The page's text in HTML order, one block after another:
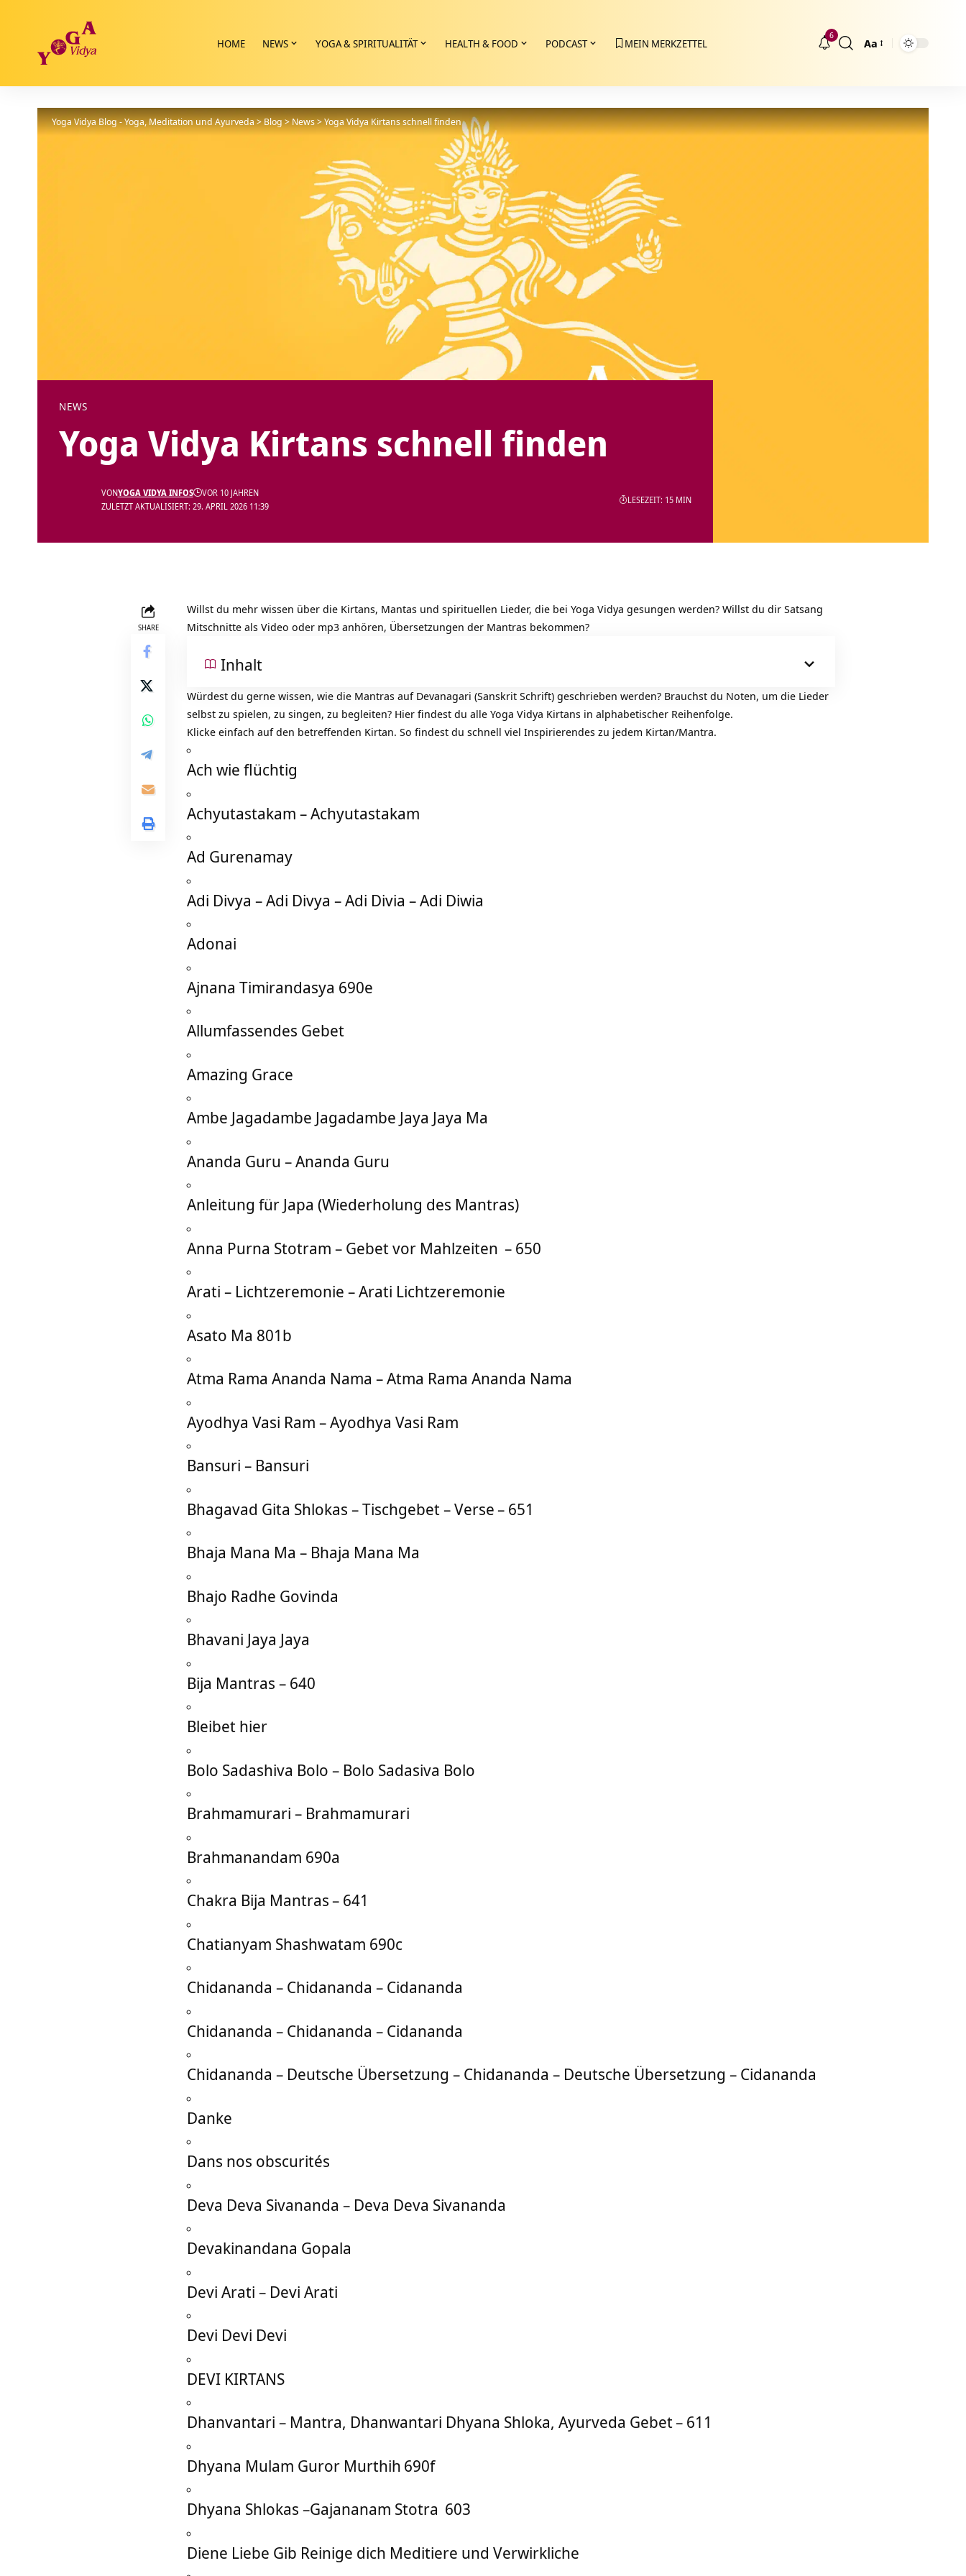
HOME NEWS YOGA & SPIRITUALITÄT HEALTH & FOOD PODCAST MEIN MERKZETTEL
6
Größenänderung
Aa
Yoga Vidya Blog - Yoga, Meditation und Ayurveda>Blog>News>Yoga Vidya Kirtans schnell finden
NEWS
Yoga Vidya Kirtans schnell finden
ZULETZT AKTUALISIERT: 29. APRIL 2026 11:39
VONYOGA VIDYA INFOS VOR 10 JAHREN
LESEZEIT: 15 MIN
SHARE
Willst du mehr wissen über die Kirtans, Mantas und spirituellen Lieder, die bei Yoga Vidya gesungen werden? Willst du dir Satsang
Mitschnitte als Video oder mp3 anhören, Übersetzungen der Mantras bekommen?
Inhalt
Würdest du gerne wissen, wie die Mantras auf Devanagari (Sanskrit Schrift) geschrieben werden? Brauchst du Noten, um die Lieder
selbst zu spielen, zu singen, zu begleiten? Hier findest du alle Yoga Vidya Kirtans in alphabetischer Reihenfolge.
Klicke einfach auf den betreffenden Kirtan. So findest du schnell viel Inspirierendes zu jedem Kirtan/Mantra.
Ach wie flüchtig
Achyutastakam – Achyutastakam
Ad Gurenamay
Adi Divya – Adi Divya – Adi Divia – Adi Diwia
Adonai
Ajnana Timirandasya 690e
Allumfassendes Gebet
Amazing Grace
Ambe Jagadambe Jagadambe Jaya Jaya Ma
Ananda Guru – Ananda Guru
Anleitung für Japa (Wiederholung des Mantras)
Anna Purna Stotram – Gebet vor Mahlzeiten – 650
Arati – Lichtzeremonie – Arati Lichtzeremonie
Asato Ma 801b
Atma Rama Ananda Nama – Atma Rama Ananda Nama
Ayodhya Vasi Ram – Ayodhya Vasi Ram
Bansuri – Bansuri
Bhagavad Gita Shlokas – Tischgebet – Verse– 651
Bhaja Mana Ma – Bhaja Mana Ma
Bhajo Radhe Govinda
Bhavani Jaya Jaya
Bija Mantras – 640
Bleibet hier
Bolo Sadashiva Bolo – Bolo Sadasiva Bolo
Brahmamurari – Brahmamurari
Brahmanandam 690a
Chakra Bija Mantras– 641
Chatianyam Shashwatam 690c
Chidananda – Chidananda – Cidananda
Chidananda – Chidananda – Cidananda
Chidananda – Deutsche Übersetzung – Chidananda – Deutsche Übersetzung – Cidananda
Danke
Dans nos obscurités
Deva Deva Sivananda – Deva Deva Sivananda
Devakinandana Gopala
Devi Arati – Devi Arati
Devi Devi Devi
DEVI KIRTANS
Dhanvantari – Mantra, Dhanwantari Dhyana Shloka, Ayurveda Gebet– 611
Dhyana Mulam Guror Murthih 690f
Dhyana Shlokas –Gajananam Stotra 603
Diene Liebe Gib Reinige dich Meditiere und Verwirkliche